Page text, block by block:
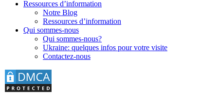
Ressources d’information
Notre Blog
Ressources d’information
Qui sommes-nous
Qui sommes-nous?
Ukraine: quelques infos pour votre visite
Contactez-nous